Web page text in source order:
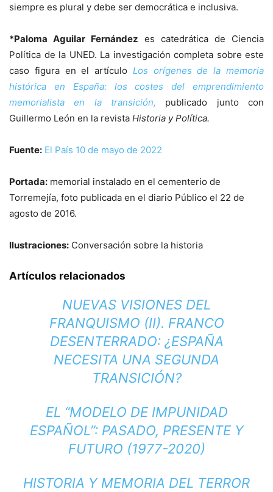
siempre es plural y debe ser democrática e inclusiva.
*Paloma Aguilar Fernández es catedrática de Ciencia
Política de la UNED. La investigación completa sobre este
caso figura en el artículo Los orígenes de la memoria
histórica en España: los costes del emprendimiento
memorialista en la transición, publicado junto con
Guillermo León en la revista Historia y Política.
Fuente: El País 10 de mayo de 2022
Portada: memorial instalado en el cementerio de
Torremejía, foto publicada en el diario Público el 22 de
agosto de 2016.
Ilustraciones: Conversación sobre la historia
Artículos relacionados
NUEVAS VISIONES DEL
FRANQUISMO (II). FRANCO
DESENTERRADO: ¿ESPAÑA
NECESITA UNA SEGUNDA
TRANSICIÓN?
EL “MODELO DE IMPUNIDAD
ESPAÑOL”: PASADO, PRESENTE Y
FUTURO (1977-2020)
HISTORIA Y MEMORIA DEL TERROR